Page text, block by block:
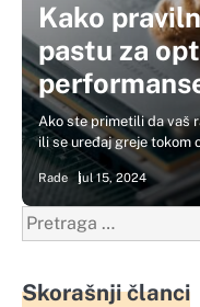
Kako
pastu za
Ako ste primetili da vaš
ili se uređaj greje tokom
Rade jul 15, 2024
Pretraga
za:
Skorašnji članci